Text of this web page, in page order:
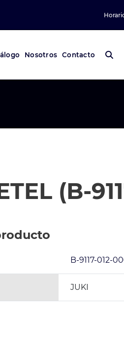
Nosotros Contacto
(B-
B-9117-012-
JUKI